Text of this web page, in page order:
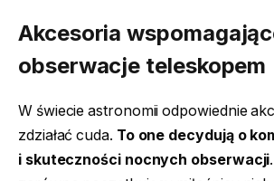
Akcesoria
obserwacje teleskopem
W świecie astronomii odpowiednie
zdziałać cuda. To one decydują o
i skuteczności nocnych obserwacji